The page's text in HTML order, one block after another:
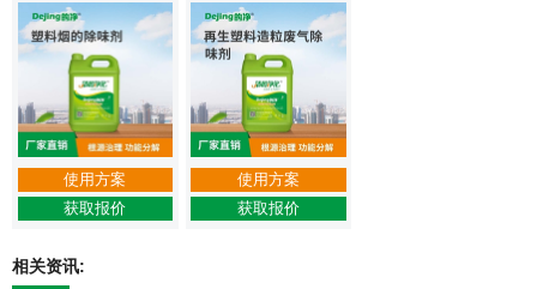
使用方案
获取报价
使用方案
获取报价
相关资讯: